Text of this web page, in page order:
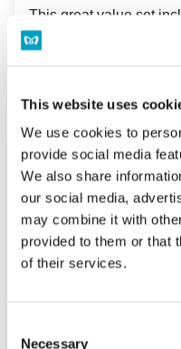
This website uses
We use cookies to
provide social media
We also share
our social media,
may combine it with
provided to them or that
of their services.
Necessary
This great value set
the Art Aquarium
Way/
Airport/
Ticket (24/48/72
รายการตั๋วชุด
round-trip) from